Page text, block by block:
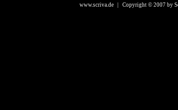
www.scriva.de | Copyright © 2007 by